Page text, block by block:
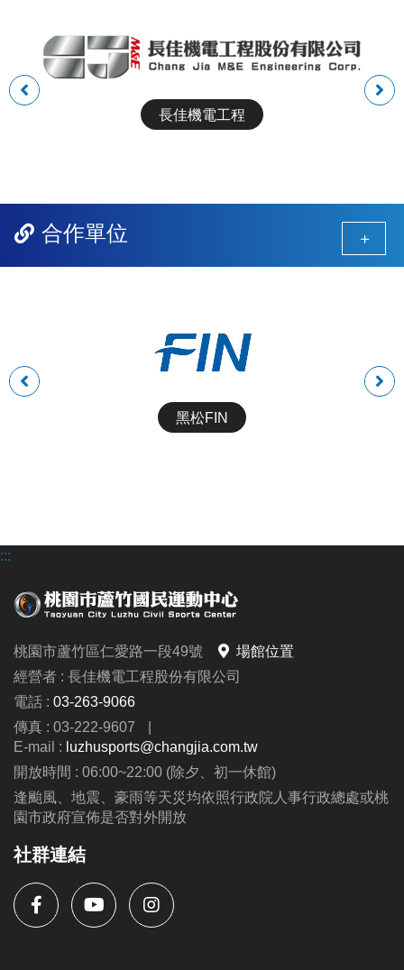
前
後
長佳機電工程
合作單位
前
後
黑松FIN
:::
桃園市蘆竹區仁愛路一段49號
場館位置
經營者 : 長佳機電工程股份有限公司
電話 : 03-263-9066
傳真 : 03-222-9607
E-mail : luzhusports@changjia.com.tw
開放時間 : 06:00~22:00 (除夕、初一休館)
逢颱風、地震、豪雨等天災均依照行政院人事行政總處或桃
園市政府宣佈是否對外開放
社群連結